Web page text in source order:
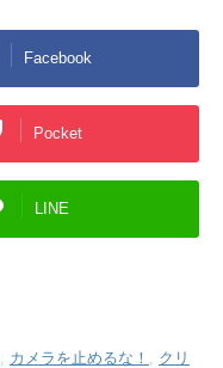
Facebook
Pocket
LINE
カメラを止めるな！
クリ